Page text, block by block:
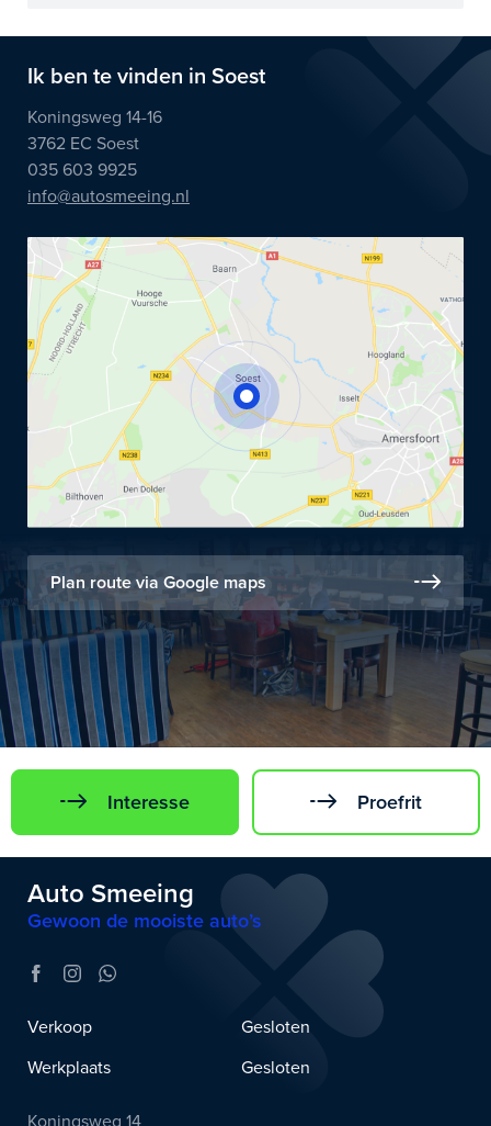
Ik ben te vinden in Soest
Koningsweg 14-16
3762 EC Soest
035 603 9925
info@autosmeeing.nl
Plan route via Google maps
Interesse Proefrit
Auto Smeeing
Gewoon de mooiste auto’s
Verkoop
Gesloten
Werkplaats
Gesloten
Koningsweg 14